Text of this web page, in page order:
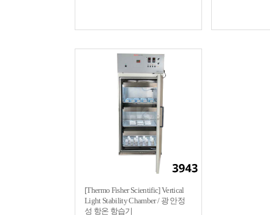
[Thermo Fisher Scientific] Vertical
Light Stability Chamber / 광 안정
성 항온 항습기